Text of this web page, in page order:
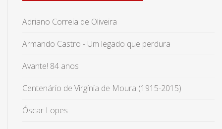
Adriano Correia de Oliveira
Armando Castro - Um legado que perdura
Avante! 84 anos
Centenário de Virgínia de Moura (1915-2015)
Óscar Lopes